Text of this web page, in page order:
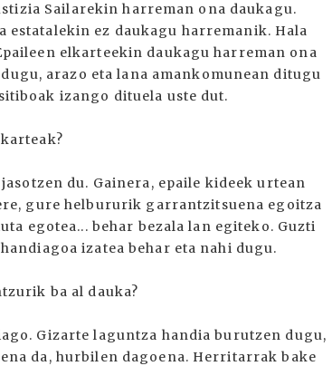
Sailarekin harreman ona daukagu.
estatalekin ez daukagu harremanik. Hala
elkarteekin daukagu harreman ona
arazo eta lana amankomunean ditugu
izango dituela uste dut.
du. Gainera, epaile kideek urtean
gure helbururik garrantzitsuena egoitza
egotea... behar bezala lan egiteko. Guzti
izatea behar eta nahi dugu.
ba al dauka?
Gizarte laguntza handia burutzen dugu,
da, hurbilen dagoena. Herritarrak bake